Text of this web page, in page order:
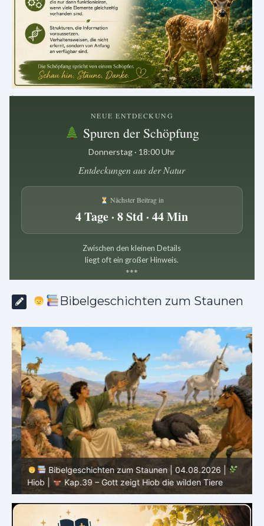
.
NEUE ENTDECKUNG
Spuren der Schöpfung
Donnerstag · 18:00 Uhr
Entdeckungen aus der Natur
Nächster Beitrag in
4 Tage · 8 Std · 44 Min
Zwischen den kleinen Details
liegt oft ein großer Hinweis.
***
Bibelgeschichten zum Staunen
Bibelgeschichten zum Staunen | 04.08.2026 |
Hiob |
Kap.39 – Gott zeigt Hiob die wilden Tiere